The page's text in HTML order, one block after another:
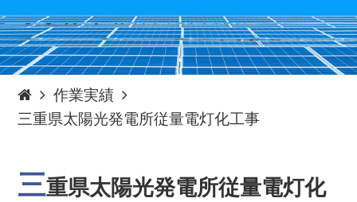
i
g
a
t
i
o
作業実績
三重県太陽光発電所従量電灯化工事
三重県太陽光発電所従量電灯化